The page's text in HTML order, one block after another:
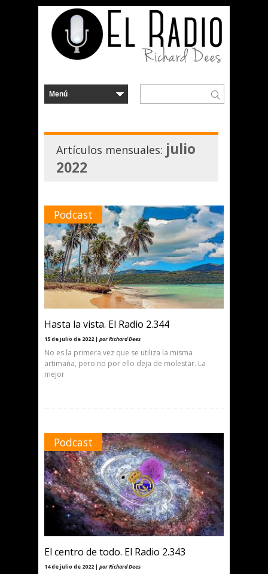
Artículos mensuales: julio
2022
Podcast
Hasta la vista. El Radio 2.344
15 de julio de 2022 | por Richard Dees
No es la primera vez que se utiliza la misma
artimaña, pero no por ello deja de molestar. La
mejor
Podcast
El centro de todo. El Radio 2.343
14 de julio de 2022 | por Richard Dees